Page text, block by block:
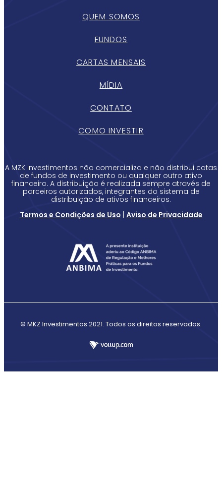
QUEM SOMOS
FUNDOS
CARTAS MENSAIS
MÍDIA
CONTATO
COMO INVESTIR
A MZK Investimentos não comercializa e não distribui cotas
de fundos de investimento ou qualquer outro ativo
financeiro. A distribuição é realizada sempre através de
parceiros autorizados, integrantes do sistema de
distribuição de ativos financeiros.
Termos e Condições de Uso Aviso de Privacidade
© MKZ Investimentos 2021. Todos os direitos reservados.